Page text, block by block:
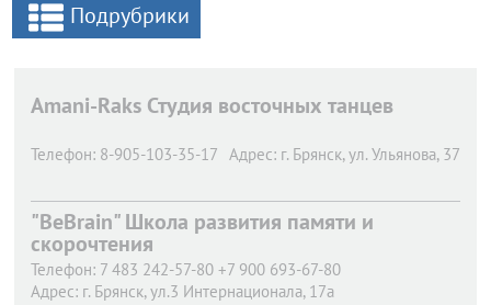
Подрубрики
Amani-Raks Студия восточных танцев
Телефон: 8-905-103-35-17 Адрес: г. Брянск, ул. Ульянова, 37
"BeBrain" Школа развития памяти и
скорочтения
Телефон: 7 483 242-57-80 +7 900 693-67-80
Адрес: г. Брянск, ул.3 Интернационала, 17а